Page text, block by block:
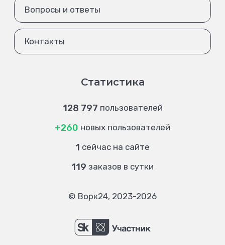
Вопросы и ответы
Контакты
Статистика
128 797 пользователей
+260 новых пользователей
1 сейчас на сайте
119 заказов в сутки
© Ворк24, 2023-2026